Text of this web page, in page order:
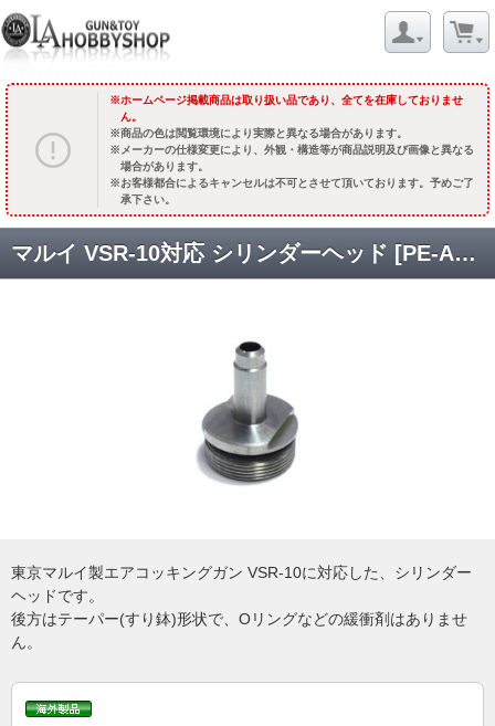
ホームページ掲載商品は取り扱い品であり、全てを在庫しておりませ
ん。
商品の色は閲覧環境により実際と異なる場合があります。
メーカーの仕様変更により、外観・構造等が商品説明及び画像と異なる
場合があります。
お客様都合によるキャンセルは不可とさせて頂いております。予めご了
承下さい。
マルイ VSR-10対応 シリンダーヘッド [PE-AC-27] [取寄:長納期]
東京マルイ製エアコッキングガン VSR-10に対応した、シリンダー
ヘッドです。
後方はテーパー(すり鉢)形状で、Oリングなどの緩衝剤はありませ
ん。